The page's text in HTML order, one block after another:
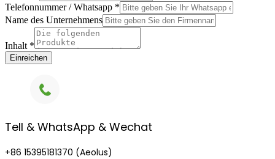
Telefonnummer / Whatsapp *
Name des Unternehmens
Inhalt *
Einreichen
Tell & WhatsApp & Wechat
+86 15395181370 (Aeolus)